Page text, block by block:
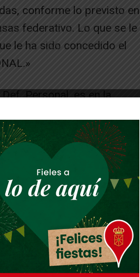
conforme lo previsto en
federativo. Lo que se le
le ha sido concedido el
Personal, es en la
Navarra de Judo a la
clases de una
Shogun de la mano de
dicho club una sede en
en el club Tsurite y en